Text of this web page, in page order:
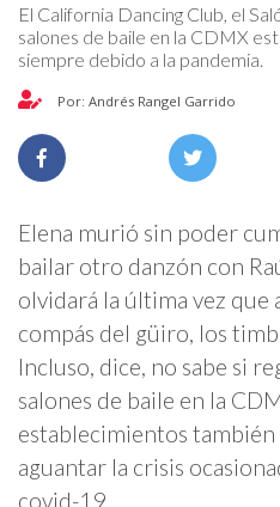
El California Dancing Club, el
salones de baile en la CDMX
siempre debido a la pandemia.
Por: Andrés Rangel Garrido
Elena murió sin poder
bailar otro danzón con
olvidará la última vez que
compás del güiro, los
Incluso, dice, no sabe si
salones de baile en la
establecimientos
aguantar la crisis
covid-19.